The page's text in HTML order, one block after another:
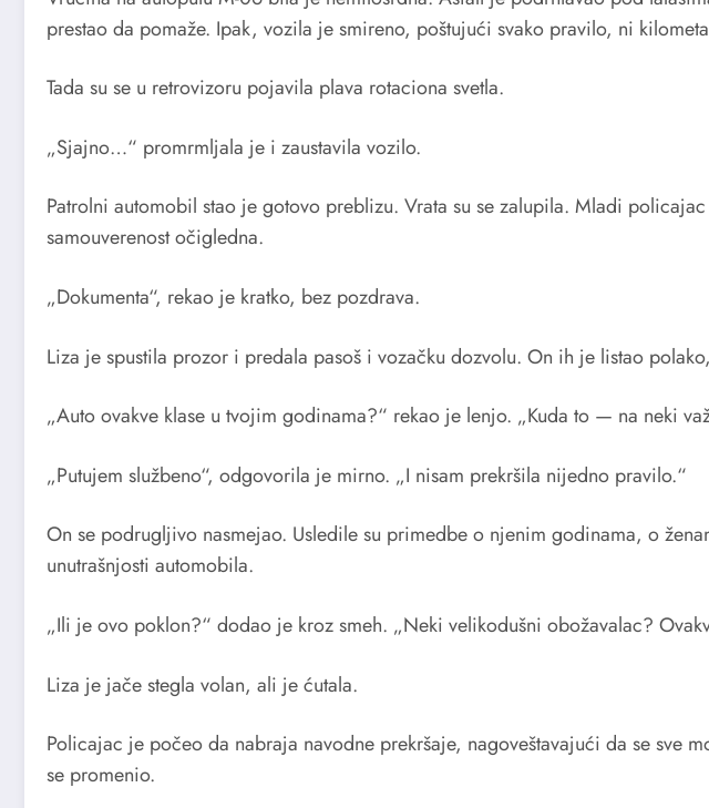
prestao da pomaže. Ipak, vozila je smireno, poštujući svako pravilo, ni
Tada su se u retrovizoru pojavila plava rotaciona svetla.
„Sjajno…“ promrmljala je i zaustavila vozilo.
Patrolni automobil stao je gotovo preblizu. Vrata su se zalupila. Mladi
samouverenost očigledna.
„Dokumenta“, rekao je kratko, bez pozdrava.
Liza je spustila prozor i predala pasoš i vozačku dozvolu. On ih je listao
„Auto ovakve klase u tvojim godinama?“ rekao je lenjo. „Kuda to — na neki
„Putujem službeno“, odgovorila je mirno. „I nisam prekršila nijedno pravilo.“
On se podrugljivo nasmejao. Usledile su primedbe o njenim godinama, o
unutrašnjosti automobila.
„Ili je ovo poklon?“ dodao je kroz smeh. „Neki velikodušni obožavalac?
Liza je jače stegla volan, ali je ćutala.
Policajac je počeo da nabraja navodne prekršaje, nagoveštavajući da se sve
se promenio.